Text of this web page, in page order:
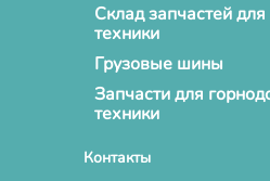
Склад запчастей
техники
Грузовые шины
Запчасти для
техники
Контакты